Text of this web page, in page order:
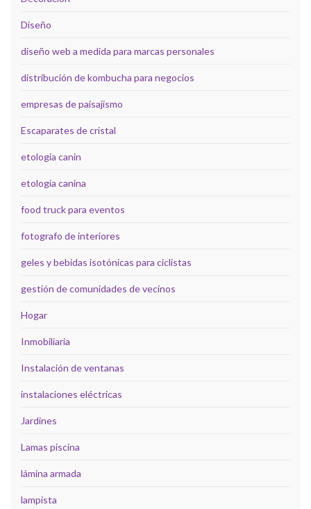
Diseño
diseño web a medida para marcas personales
distribución de kombucha para negocios
empresas de paisajismo
Escaparates de cristal
etología canin
etología canina
food truck para eventos
fotografo de interiores
geles y bebidas isotónicas para ciclistas
gestión de comunidades de vecinos
Hogar
Inmobiliaria
Instalación de ventanas
instalaciones eléctricas
Jardines
Lamas piscina
lámina armada
lampista